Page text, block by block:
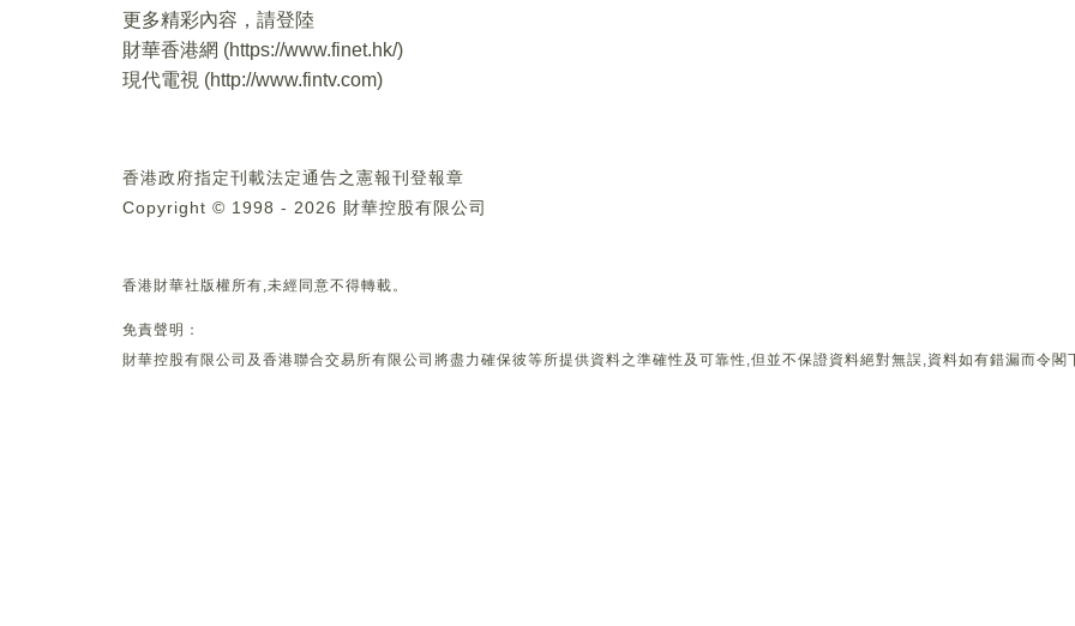
更多精彩內容，請登陸
財華香港網 (https://www.finet.hk/)
現代電視 (http://www.fintv.com)
香港政府指定刊載法定通告之憲報刊登報章
Copyright © 1998 - 2026 財華控股有限公司
香港財華社版權所有,未經同意不得轉載。
免責聲明：
財華控股有限公司及香港聯合交易所有限公司將盡力確保彼等所提供資料之準確性及可靠性,但並不保證資料絕對無誤,資料如有錯漏而令閣